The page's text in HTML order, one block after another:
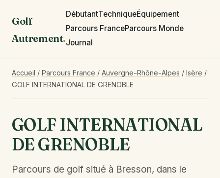
Golf
Autrement.
DébutantTechniqueÉquipement
Parcours FranceParcours Monde
Journal
Accueil / Parcours France / Auvergne-Rhône-Alpes / Isère /
GOLF INTERNATIONAL DE GRENOBLE
GOLF INTERNATIONAL
DE GRENOBLE
Parcours de golf situé à Bresson, dans le